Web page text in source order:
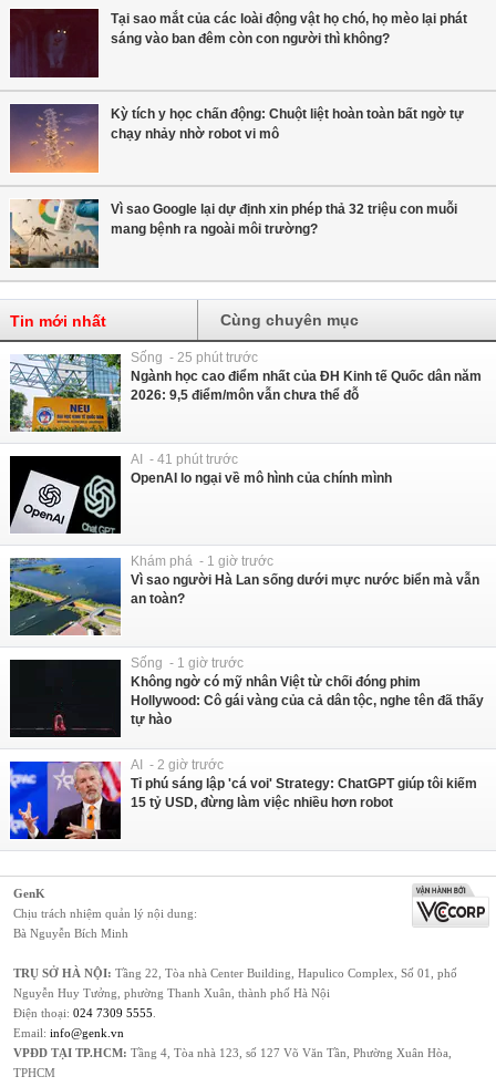
Tại sao mắt của các loài động vật họ chó, họ mèo lại phát
sáng vào ban đêm còn con người thì không?
Kỳ tích y học chấn động: Chuột liệt hoàn toàn bất ngờ tự
chạy nhảy nhờ robot vi mô
Vì sao Google lại dự định xin phép thả 32 triệu con muỗi
mang bệnh ra ngoài môi trường?
Tin mới nhất Cùng chuyên mục
Sống - 25 phút trước
Ngành học cao điểm nhất của ĐH Kinh tế Quốc dân năm
2026: 9,5 điểm/môn vẫn chưa thể đỗ
AI - 41 phút trước
OpenAI lo ngại về mô hình của chính mình
Khám phá - 1 giờ trước
Vì sao người Hà Lan sống dưới mực nước biển mà vẫn
an toàn?
Sống - 1 giờ trước
Không ngờ có mỹ nhân Việt từ chối đóng phim
Hollywood: Cô gái vàng của cả dân tộc, nghe tên đã thấy
tự hào
AI - 2 giờ trước
Tỉ phú sáng lập 'cá voi' Strategy: ChatGPT giúp tôi kiếm
15 tỷ USD, đừng làm việc nhiều hơn robot
GenK
Chịu trách nhiệm quản lý nội dung:
Bà Nguyễn Bích Minh
TRỤ SỞ HÀ NỘI: Tầng 22, Tòa nhà Center Building, Hapulico Complex, Số 01, phố
Nguyễn Huy Tưởng, phường Thanh Xuân, thành phố Hà Nội
Điện thoại: 024 7309 5555
Email: info@genk.vn
VPĐD TẠI TP.HCM: Tầng 4, Tòa nhà 123, số 127 Võ Văn Tần, Phường Xuân Hòa,
TPHCM